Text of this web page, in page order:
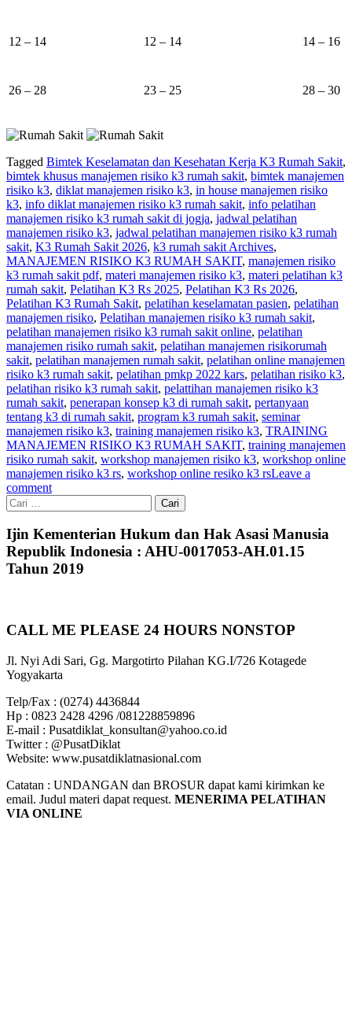
12 – 14 12 – 14 14 – 16
26 – 28 23 – 25 28 – 30
Tagged Bimtek Keselamatan dan Kesehatan Kerja K3 Rumah Sakit,
bimtek khusus manajemen risiko k3 rumah sakit, bimtek manajemen
risiko k3, diklat manajemen risiko k3, in house manajemen risiko
k3, info diklat manajemen risiko k3 rumah sakit, info pelatihan
manajemen risiko k3 rumah sakit di jogja, jadwal pelatihan
manajemen risiko k3, jadwal pelatihan manajemen risiko k3 rumah
sakit, K3 Rumah Sakit 2026, k3 rumah sakit Archives,
MANAJEMEN RISIKO K3 RUMAH SAKIT, manajemen risiko
k3 rumah sakit pdf, materi manajemen risiko k3, materi pelatihan k3
rumah sakit, Pelatihan K3 Rs 2025, Pelatihan K3 Rs 2026,
Pelatihan K3 Rumah Sakit, pelatihan keselamatan pasien, pelatihan
manajemen risiko, Pelatihan manajemen risiko k3 rumah sakit,
pelatihan manajemen risiko k3 rumah sakit online, pelatihan
manajemen risiko rumah sakit, pelatihan manajemen risikorumah
sakit, pelatihan manajemen rumah sakit, pelatihan online manajemen
risiko k3 rumah sakit, pelatihan pmkp 2022 kars, pelatihan risiko k3,
pelatihan risiko k3 rumah sakit, pelattihan manajemen risiko k3
rumah sakit, penerapan konsep k3 di rumah sakit, pertanyaan
tentang k3 di rumah sakit, program k3 rumah sakit, seminar
manajemen risiko k3, training manajemen risiko k3, TRAINING
MANAJEMEN RISIKO K3 RUMAH SAKIT, training manajemen
risiko rumah sakit, workshop manajemen risiko k3, workshop online
manajemen risiko k3 rs, workshop online resiko k3 rsLeave a
comment
Cari
untuk:
Ijin Kementerian Hukum dan Hak Asasi Manusia
Republik Indonesia : AHU-0017053-AH.01.15
Tahun 2019
CALL ME PLEASE 24 HOURS NONSTOP
Jl. Nyi Adi Sari, Gg. Margotirto Pilahan KG.I/726 Kotagede
Yogyakarta
Telp/Fax : (0274) 4436844
Hp : 0823 2428 4296 /081228859896
E-mail : Pusatdiklat_konsultan@yahoo.co.id
Twitter : @PusatDiklat
Website: www.pusatdiklatnasional.com
Catatan : UNDANGAN dan BROSUR dapat kami kirimkan ke
email. Judul materi dapat request. MENERIMA PELATIHAN
VIA ONLINE